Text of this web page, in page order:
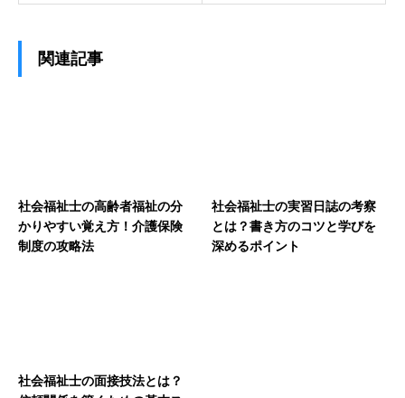
関連記事
社会福祉士の高齢者福祉の分
かりやすい覚え方！介護保険
制度の攻略法
社会福祉士の実習日誌の考察
とは？書き方のコツと学びを
深めるポイント
社会福祉士の面接技法とは？